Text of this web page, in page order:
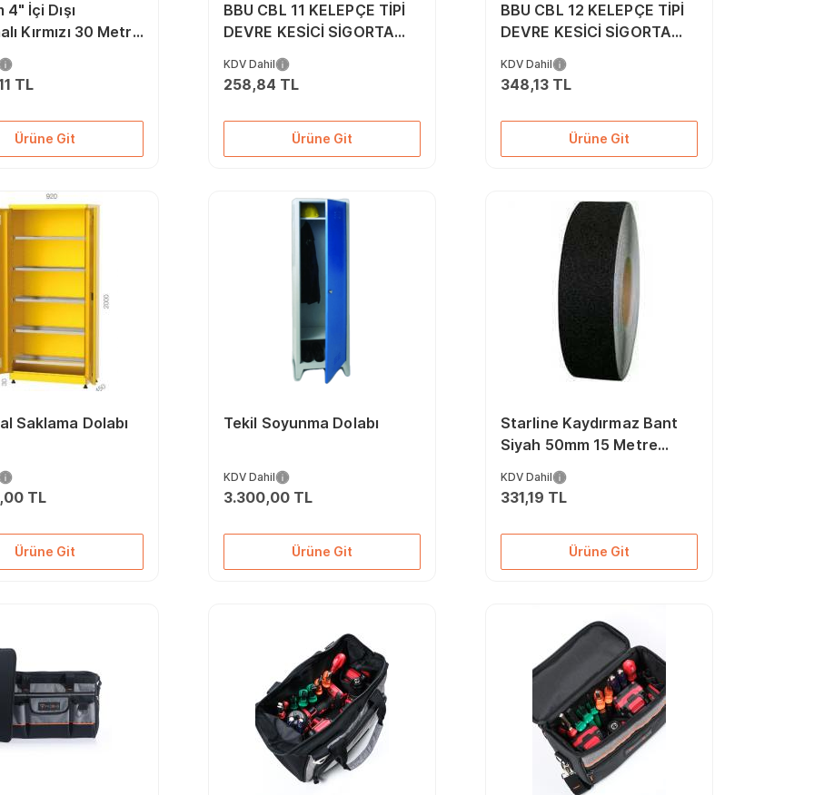
4" İçi Dışı
Kırmızı 30 Metre
Hortumu Ts 9222
TL
Ürüne Git
BBU CBL 11 KELEPÇE TİPİ
DEVRE KESİCİ SİGORTA
GÜVENLİK KİLİDİ 18mm
KDV Dahil
258,84 TL
Ürüne Git
BBU CBL 12 KELEPÇE TİPİ
DEVRE KESİCİ SİGORTA
GÜVENLİK KİLİDİ 42mm
KDV Dahil
348,13 TL
Ürüne Git
Saklama Dolabı
TL
Ürüne Git
Tekil Soyunma Dolabı
KDV Dahil
3.300,00 TL
Ürüne Git
Starline Kaydırmaz Bant
Siyah 50mm 15 Metre
KDV Dahil
331,19 TL
Ürüne Git